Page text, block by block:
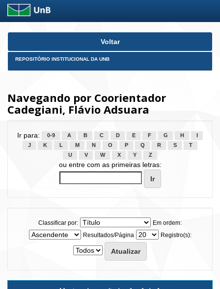
Skip
Voltar
REPOSITÓRIO INSTITUCIONAL DA UNB
Navegando por Coorientador
Cadegiani, Flávio Adsuara
Ir para: 0-9 A B C D E F G H
J
K L M N O P Q R S
T
U
V W X Y Z
ou entre com as primeiras letras:
Classificar por:
Em ordem:
Resultados/Página
Registro(s):